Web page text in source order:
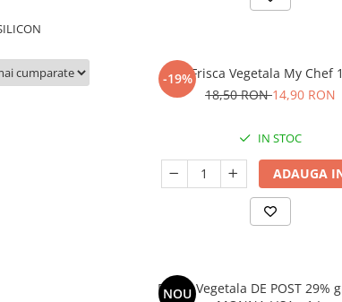
-19%Frisca Vegetala My Chef
18,50 RON14,90 RON
IN STOC
ADAUGA
NOU
Frisca Vegetala DE POST 29%